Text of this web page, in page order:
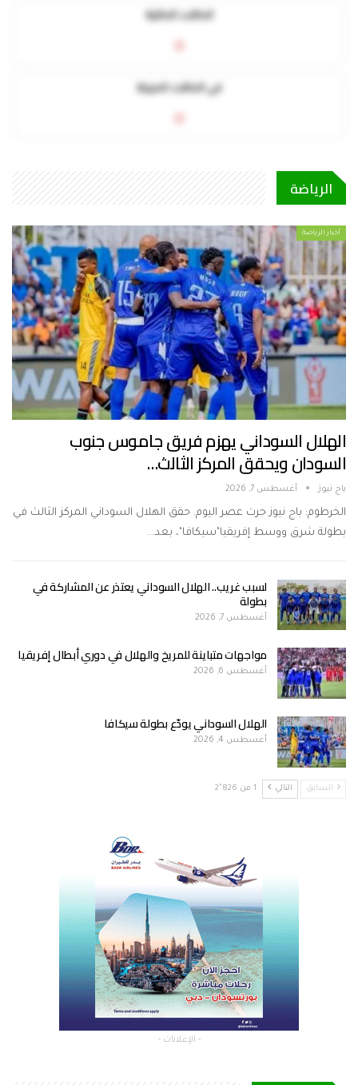
في الحالات الحرجة
الرياضة
أخبار الرياضة
الهلال السوداني يهزم فريق جاموس جنوب
السودان ويحقق المركز الثالث…
باج نيوز أغسطس 7, 2026
الخرطوم: باج نيوز جرت عصر اليوم. حقق الهلال السوداني المركز الثالث في
بطولة شرق ووسط إفريقيا"سيكافا"، بعد…
لسبب غريب.. الهلال السوداني يعتذر عن المشاركة في
بطولة
أغسطس 7, 2026
مواجهات متباينة للمريخ والهلال في دوري أبطال إفريقيا
أغسطس 6, 2026
الهلال السوداني يودّع بطولة سيكافا
أغسطس 4, 2026
السابق التالي 1 من 2٬826
- الإعلانات -